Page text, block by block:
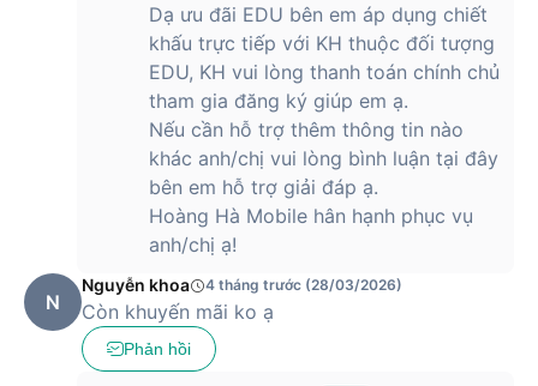
Dạ ưu đãi EDU bên em áp dụng chiết
khấu trực tiếp với KH thuộc đối tượng
EDU, KH vui lòng thanh toán chính chủ
tham gia đăng ký giúp em ạ.
Nếu cần hỗ trợ thêm thông tin nào
khác anh/chị vui lòng bình luận tại đây
bên em hỗ trợ giải đáp ạ.
Hoàng Hà Mobile hân hạnh phục vụ
anh/chị ạ!
N
Nguyễn khoa 4 tháng trước (28/03/2026)
Còn khuyến mãi ko ạ
Phản hồi